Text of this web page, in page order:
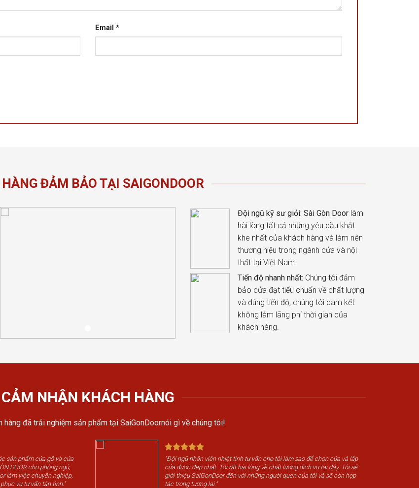
Email *
ĐẢM BẢO TẠI SAIGONDOOR
Đội ngũ kỹ sư giỏi: Sài Gòn Doorlàm
hài lòng tất cả những yêu cầu khắt
khe nhất của khách hàng và làm nên
thương hiệu trong ngành cửa và nội
thất tại Việt Nam.
Tiến độ nhanh nhất: Chúng tôi đảm
bảo cửa đạt tiếu chuẩn về chất lượng
và đúng tiến độ, chúng tôi cam kết
không làm lãng phí thời gian của
khách hàng.
CẢM NHẬN KHÁCH HÀNG
hàng đã trải nghiệm sản phẩm tại SaiGonDoornói gì về chúng tôi!
sản phẩm cửa gỗ và cửa
DOOR cho phòng ngủ,
làm việc chuyên nghiệp,
vụ tư vấn tận tình."
"Đội ngũ nhân viên nhiệt tình tư vấn cho tôi làm sao để chọn cửa và lắp
cửa được đẹp nhất. Tôi rất hài lòng về chất lượng dịch vụ tại đây. Tôi sẽ
giới thiệu SaiGonDoor đến với những người quen của tôi và sẽ còn hợp
tác trong tương lai."